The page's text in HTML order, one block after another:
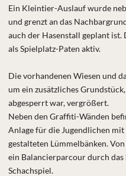
Ein Kleintier-Auslauf wurde
und grenzt an das
auch der Hasenstall geplant
als Spielplatz-Paten aktiv.
Die vorhandenen Wiesen und
um ein zusätzliches
abgesperrt war, vergrößert.
Neben den Graffiti-Wänden
Anlage für die Jugendlichen
gestalteten Lümmelbänken.
ein Balancierparcour durch
Schachspiel.